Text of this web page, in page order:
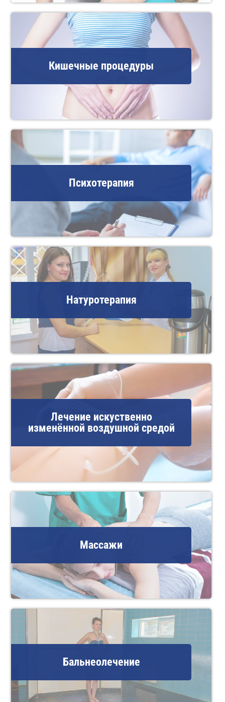
Кишечные процедуры
Психотерапия
Натуротерапия
Лечение искуственно
изменённой воздушной средой
Массажи
Бальнеолечение